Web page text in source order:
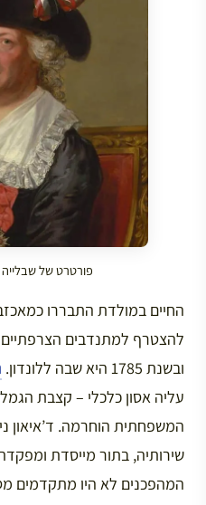
פורטרט של שבלייה
החיים במולדת התבררו
להצטרף למתנדבים
ובשנת 1785 היא שבה ללונדון.
עליה אסון כלכלי – קצבת
המשפחתית הוחרמה. ד’איאון
שירותיה, בתור מייסדת
המהפכנים לא היו מתקדמים